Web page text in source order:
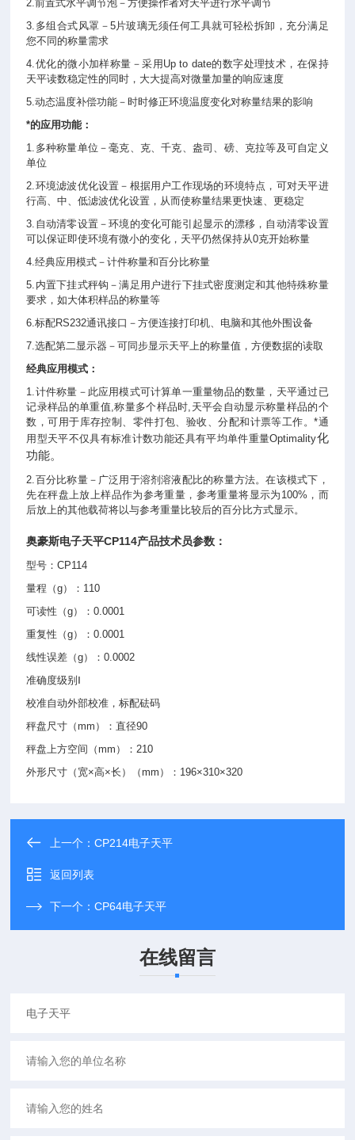
2.前置式水平调节泡－方便操作者对天平进行水平调节
3.多组合式风罩－5片玻璃无须任何工具就可轻松拆卸，充分满足
您不同的称量需求
4.优化的微小加样称量－采用Up to date的数字处理技术，在保持
天平读数稳定性的同时，大大提高对微量加量的响应速度
5.动态温度补偿功能－时时修正环境温度变化对称量结果的影响
*的应用功能：
1.多种称量单位－毫克、克、千克、盎司、磅、克拉等及可自定义
单位
2.环境滤波优化设置－根据用户工作现场的环境特点，可对天平进
行高、中、低滤波优化设置，从而使称量结果更快速、更稳定
3.自动清零设置－环境的变化可能引起显示的漂移，自动清零设置
可以保证即使环境有微小的变化，天平仍然保持从0克开始称量
4.经典应用模式－计件称量和百分比称量
5.内置下挂式秤钩－满足用户进行下挂式密度测定和其他特殊称量
要求，如大体积样品的称量等
6.标配RS232通讯接口－方便连接打印机、电脑和其他外围设备
7.选配第二显示器－可同步显示天平上的称量值，方便数据的读取
经典应用模式：
1.计件称量－此应用模式可计算单一重量物品的数量，天平通过已
记录样品的单重值,称量多个样品时,天平会自动显示称量样品的个
数，可用于库存控制、零件打包、验收、分配和计票等工作。*通
用型天平不仅具有标准计数功能还具有平均单件重量Optimality化
功能。
2.百分比称量－广泛用于溶剂溶液配比的称量方法。在该模式下，
先在秤盘上放上样品作为参考重量，参考重量将显示为100%，而
后放上的其他载荷将以与参考重量比较后的百分比方式显示。
奥豪斯电子天平CP114产品技术员参数：
型号：CP114
量程（g）：110
可读性（g）：0.0001
重复性（g）：0.0001
线性误差（g）：0.0002
准确度级别Ⅰ
校准自动外部校准，标配砝码
秤盘尺寸（mm）：直径90
秤盘上方空间（mm）：210
外形尺寸（宽×高×长）（mm）：196×310×320
上一个：CP214电子天平
返回列表
下一个：CP64电子天平
在线留言